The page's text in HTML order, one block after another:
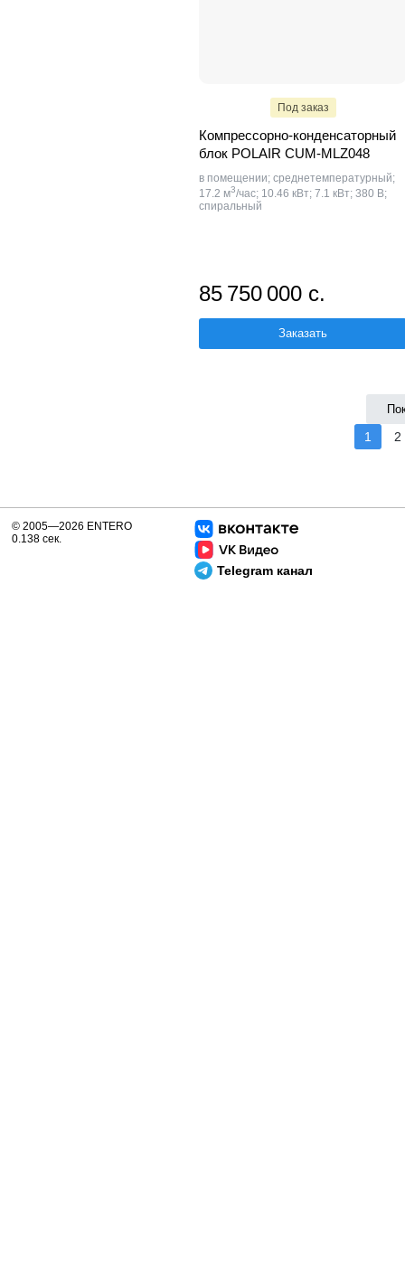
Под заказ
Компрессорно-конденсаторный
блок POLAIR CUM-MLZ048
в помещении; среднетемпературный;
17.2 м3/час; 10.46 кВт; 7.1 кВт; 380 В;
спиральный
85 750 000 с.
Заказать
1 2
Telegram канал
© 2005—2026 ENTERO
0.138 сек.